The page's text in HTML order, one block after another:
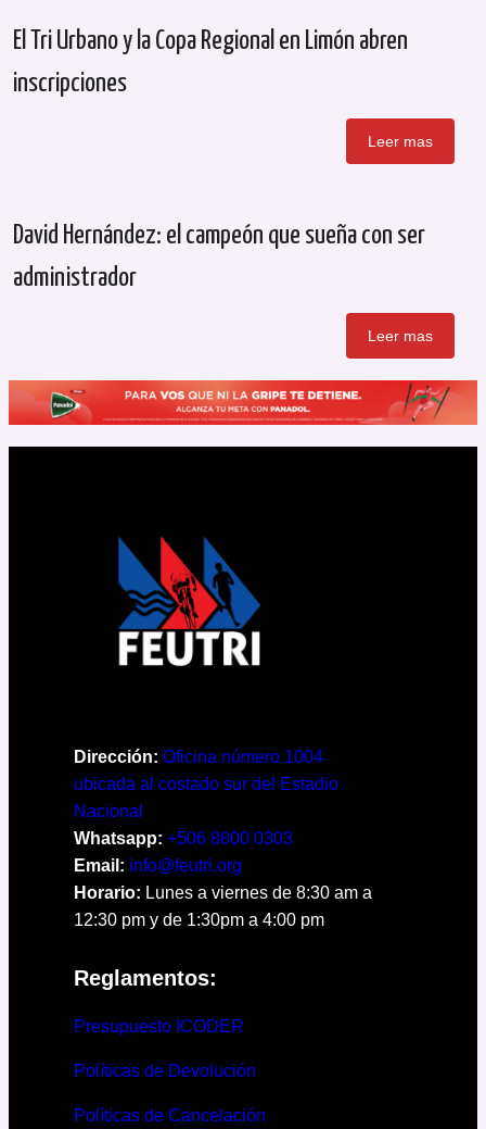
El Tri Urbano y la Copa Regional en Limón abren
inscripciones
Leer mas
David Hernández: el campeón que sueña con ser
administrador
Leer mas
Dirección: Oficina número 1004
ubicada al costado sur del Estadio
Nacional
Whatsapp: +506 8800 0303
Email: info@feutri.org
Horario: Lunes a viernes de 8:30 am a
12:30 pm y de 1:30pm a 4:00 pm
Reglamentos:
Presupuesto ICODER
Políticas de Devolución
Políticas de Cancelación